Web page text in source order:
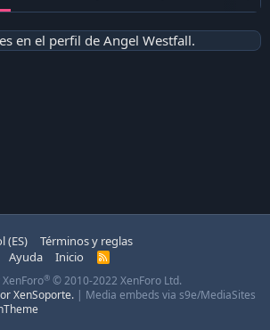
en el perfil de Angel Westfall.
(ES)
Términos y reglas
Ayuda Inicio
R
S
® © 2010-2022 XenForo Ltd.
XenSoporte. | Media embeds via s9e/MediaSites